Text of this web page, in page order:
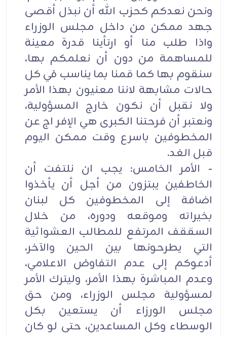
ونحن نعدكم كحزب الله أن نبذل أقصى
جهد ممكن من داخل مجلس الوزراء
واذا طلب منا أو ارتأينا قدرة معينة
للمساهمة من دون أن نعلمكم بها،
سنقوم بها كما قمنا بما يناسب في كل
حالات مشابهة لاننا معنيون بهذا الأمر
ولا نقبل أن نكون خارج المسؤولية،
ونعتبر أن فرحتنا الكبرى هي الإفر اج عن
المخطوفين باسرع وقت ممكن اليوم
قبل الغد.
- الأمر الخامس: يجب ان نلتفت أن
الخاطفين يبتزون من أجل أن يأخذوا
اضافة إلى المخطوفين كل لبنان
بخيراته وموقعه ودوره، من خلال
السققف المرتفع للمطالب العشوائية
التي يطرحونها بين الحين والآخر،
أدعوكم إلى عدم التفاوض الاعلامي،
وعدم المباشرة بهذا الأمر، وليترك الأمر
لمسؤولية مجلس الوزراء، ومن حق
مجلس الورزاء أن يستعين بكل
الوسطاء وكل المساعدين، حتى لو كان